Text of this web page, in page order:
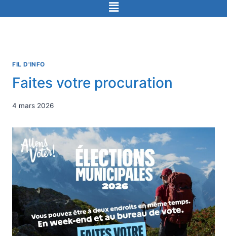
FIL D'INFO
Faites votre procuration
4 mars 2026